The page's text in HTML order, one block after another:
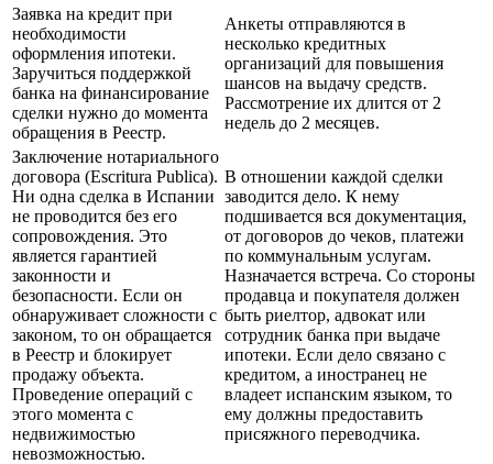
Заявка на кредит при
необходимости
оформления ипотеки.
Заручиться поддержкой
банка на финансирование
сделки нужно до момента
обращения в Реестр.
Анкеты отправляются в
несколько кредитных
организаций для повышения
шансов на выдачу средств.
Рассмотрение их длится от 2
недель до 2 месяцев.
Заключение нотариального
договора (Escritura Publica).
Ни одна сделка в Испании
не проводится без его
сопровождения. Это
является гарантией
законности и
безопасности. Если он
обнаруживает сложности с
законом, то он обращается
в Реестр и блокирует
продажу объекта.
Проведение операций с
этого момента с
недвижимостью
невозможностью.
В отношении каждой сделки
заводится дело. К нему
подшивается вся документация,
от договоров до чеков, платежи
по коммунальным услугам.
Назначается встреча. Со стороны
продавца и покупателя должен
быть риелтор, адвокат или
сотрудник банка при выдаче
ипотеки. Если дело связано с
кредитом, а иностранец не
владеет испанским языком, то
ему должны предоставить
присяжного переводчика.